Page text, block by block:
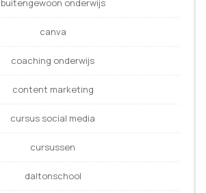
buitengewoon onderwijs
canva
coaching onderwijs
content marketing
cursus social media
cursussen
daltonschool